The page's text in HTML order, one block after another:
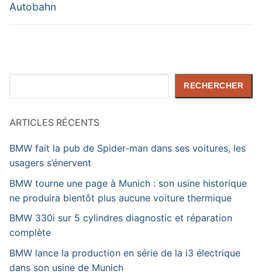
Autobahn
RECHERCHER
ARTICLES RÉCENTS
BMW fait la pub de Spider-man dans ses voitures, les
usagers s’énervent
BMW tourne une page à Munich : son usine historique
ne produira bientôt plus aucune voiture thermique
BMW 330i sur 5 cylindres diagnostic et réparation
complète
BMW lance la production en série de la i3 électrique
dans son usine de Munich